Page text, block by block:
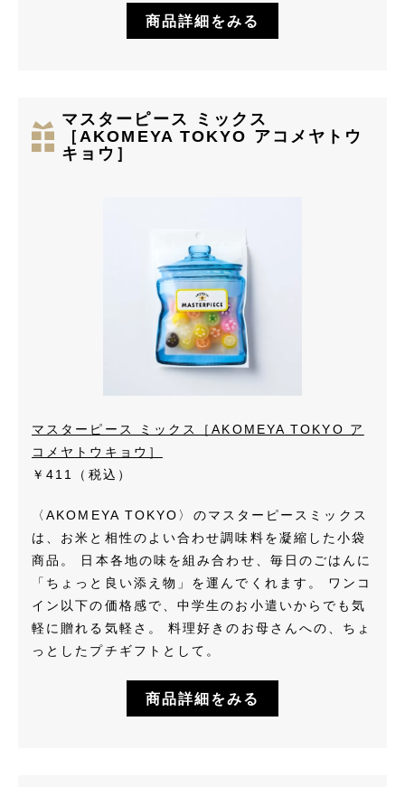
商品詳細をみる
マスターピース ミックス
［AKOMEYA TOKYO アコメヤトウ
キョウ］
マスターピース ミックス［AKOMEYA TOKYO ア
コメヤトウキョウ］
￥411（税込）
〈AKOMEYA TOKYO〉のマスターピースミックス
は、お米と相性のよい合わせ調味料を凝縮した小袋
商品。 日本各地の味を組み合わせ、毎日のごはんに
「ちょっと良い添え物」を運んでくれます。 ワンコ
イン以下の価格感で、中学生のお小遣いからでも気
軽に贈れる気軽さ。 料理好きのお母さんへの、ちょ
っとしたプチギフトとして。
商品詳細をみる